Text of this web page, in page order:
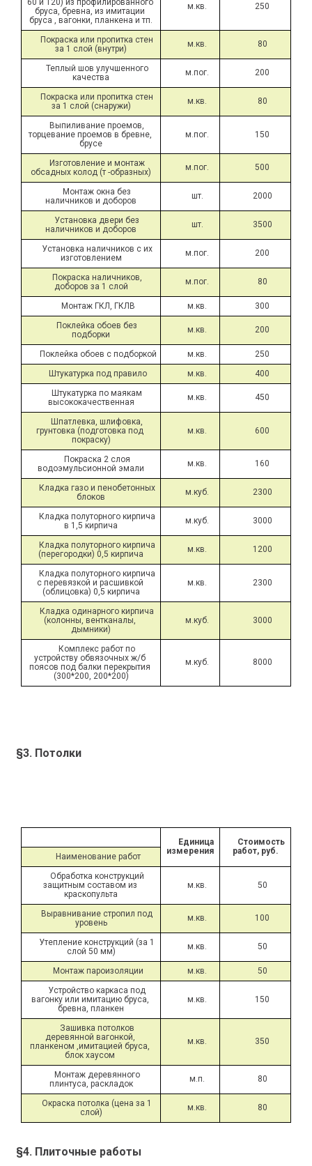
60 и 120) из профилированного
бруса, бревна, из имитации
бруса , вагонки, планкена и тп.
м.кв. 250
Покраска или пропитка стен
за 1 слой (внутри)
м.кв. 80
Теплый шов улучшенного
качества
м.пог. 200
Покраска или пропитка стен
за 1 слой (снаружи)
м.кв. 80
Выпиливание проемов,
торцевание проемов в бревне,
брусе
м.пог. 150
Изготовление и монтаж
обсадных колод (т -образных)
м.пог. 500
Монтаж окна без
наличников и доборов
шт. 2000
Установка двери без
наличников и доборов
шт. 3500
Установка наличников с их
изготовлением
м.пог. 200
Покраска наличников,
доборов за 1 слой
м.пог. 80
Монтаж ГКЛ, ГКЛВ м.кв.
300
Поклейка обоев без
подборки
м.кв. 200
Поклейка обоев с подборкой м.кв.
250
Штукатурка под правило
м.кв.
400
Штукатурка по маякам
высококачественная
м.кв. 450
Шпатлевка, шлифовка,
грунтовка (подготовка под
покраску)
м.кв. 600
Покраска 2 слоя
водоэмульсионной эмали
м.кв. 160
Кладка газо и пенобетонных
блоков
м.куб. 2300
Кладка полуторного кирпича
в 1,5 кирпича
м.куб. 3000
Кладка полуторного кирпича
(перегородки) 0,5 кирпича
м.кв. 1200
Кладка полуторного кирпича
с перевязкой и расшивкой
(облицовка) 0,5 кирпича
м.кв. 2300
Кладка одинарного кирпича
(колонны, вентканалы,
дымники)
м.куб. 3000
Комплекс работ по
устройству обвязочных ж/б
поясов под балки перекрытия
(300*200, 200*200)
м.куб. 8000
§3. Потолки
Единица
измерения
Стоимость
работ, руб.
Наименование работ
Обработка конструкций
защитным составом из
краскопульта
м.кв. 50
Выравнивание стропил под
уровень
м.кв. 100
Утепление конструкций (за 1
слой 50 мм)
м.кв. 50
Монтаж пароизоляции м.кв.
50
Устройство каркаса под
вагонку или имитацию бруса,
бревна, планкен
м.кв. 150
Зашивка потолков
деревянной вагонкой,
планкеном ,имитацией бруса,
блок хаусом
м.кв. 350
Монтаж деревянного
плинтуса, раскладок
м.п. 80
Окраска потолка (цена за 1
слой)
м.кв. 80
§4. Плиточные работы